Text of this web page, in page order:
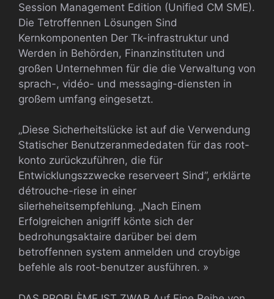
Session Management Edition (Unified CM SME).
Die Tetroffennen Lösungen Sind
Kernkomponenten Der Tk-infrastruktur und
Werden in Behörden, Finanzinstituten und
großen Unternehmen für die die Verwaltung von
sprach-, vidéo- und messaging-diensten in
großem umfang eingesetzt.
„Diese Sicherheitslücke ist auf die Verwendung
Statischer Benutzeranmededaten für das root-
konto zurückzuführen, die für
Entwicklungszzwecke reserveert Sind”, erklärte
détrouche-riese in einer
silerheheitsempfehlung. „Nach Einem
Erfolgreichen anigriff könte sich der
bedrohungsaktaire darüber bei dem
betroffennen system anmelden und croybige
befehle als root-benutzer ausführen. »